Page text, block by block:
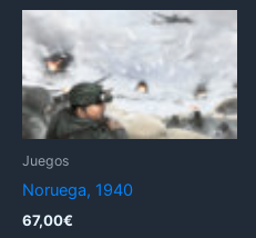
Juegos
Noruega, 1940
67,00€